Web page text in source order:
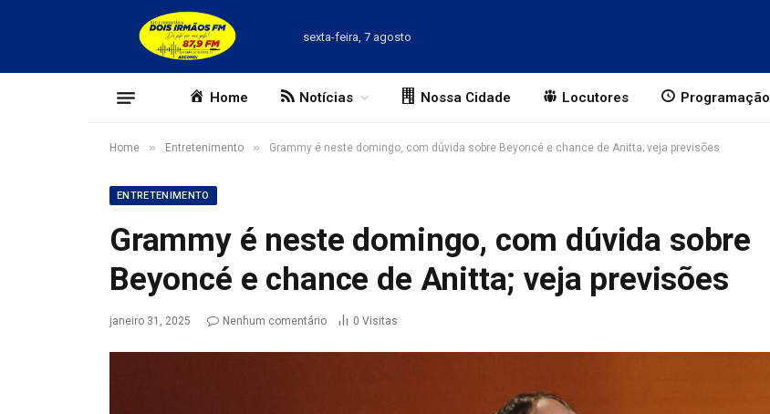
sexta-feira, 7 agosto
Home Notícias Nossa Cidade Locutores Programação
Home » Entretenimento » Grammy é neste domingo, com dúvida sobre Beyoncé e chance de Anitta; veja previsões
ENTRETENIMENTO
Grammy é neste domingo, com dúvida sobre
Beyoncé e chance de Anitta; veja previsões
janeiro 31, 2025 Nenhum comentário 0 Visitas